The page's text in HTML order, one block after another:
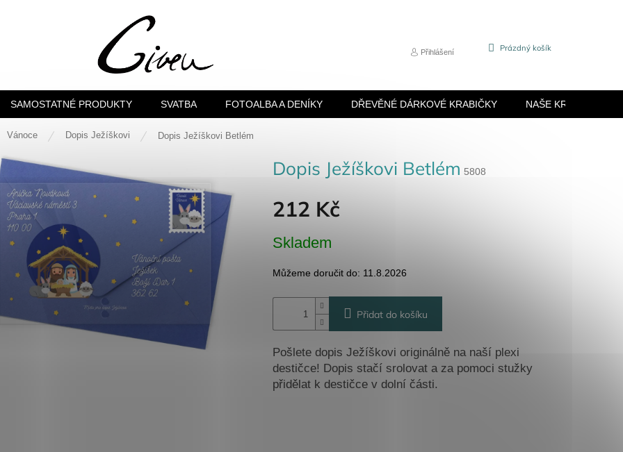
Přihlášení
NÁKUPNÍ
Prázdný košík
SAMOSTATNÉ PRODUKTY SVATBA FOTOALBA A DENÍKY DŘEVĚNÉ DÁRKOVÉ KRABIČKY NAŠE KRABIČKY
Vánoce Dopis Ježíškovi Dopis Ježíškovi Betlém
Dopis Ježíškovi Betlém 5808
212 Kč
cena:
Skladem
Můžeme doručit do: 11.8.2026
Přidat do košíku
Pošlete dopis Ježíškovi originálně na naší plexi
destičce! Dopis stačí srolovat a za pomoci stužky
přidělat k destičce v dolní části.